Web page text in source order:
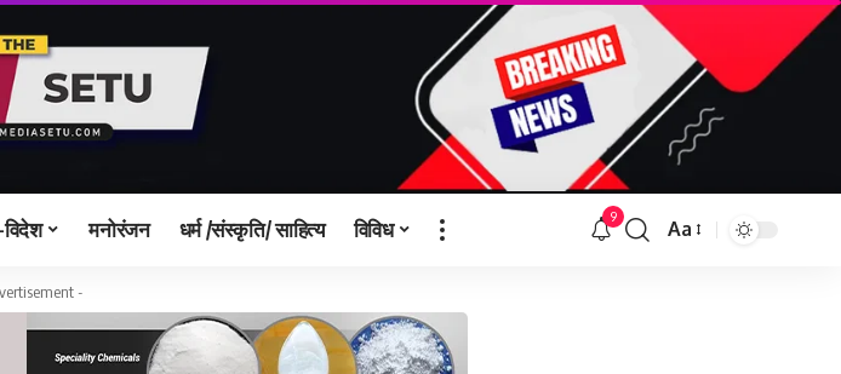
मनोरंजन धर्म /संस्कृति/ साहित्य विविध 9
Aa
-